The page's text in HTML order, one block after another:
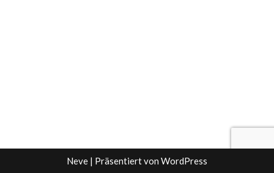
Neve | Präsentiert von WordPress